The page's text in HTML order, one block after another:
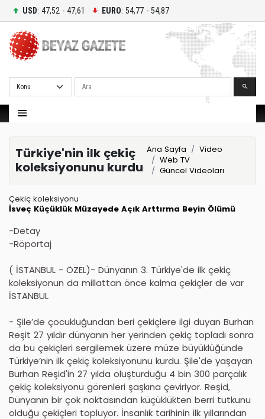
USD: 47,52 - 47,61 EURO: 54,77 - 54,87
Ara
Türkiye'nin ilk çekiç
koleksiyonunu kurdu
Ana Sayfa
Video
Web TV
Güncel Videoları
Çekiç koleksiyonu
İsveç Küçüklük Müzayede Açık Arttırma Beyin Ölümü
-Detay
-Röportaj
( İSTANBUL - ÖZEL)- Dünyanın 3. Türkiye'de ilk çekiç
koleksiyonun da millattan önce kalma çekiçler de var
İSTANBUL
- Şile’de çocukluğundan beri çekiçlere ilgi duyan Burhan
Reşit 27 yıldır dünyanın her yerinden çekiç topladı sonra
da bu çekiçleri sergilemek üzere müze büyüklüğünde
Türkiye’nin ilk çekiç koleksiyonunu kurdu. Şile'de yaşayan
Burhan Reşid'in 27 yılda oluşturduğu 4 bin 300 parçalık
çekiç koleksiyonu görenleri şaşkına çeviriyor. Reşid,
Dünyanın bir çok noktasından küçüklükten berri tutkunu
olduğu çekiçleri topluyor. İnsanlık tarihinin ilk yıllarından